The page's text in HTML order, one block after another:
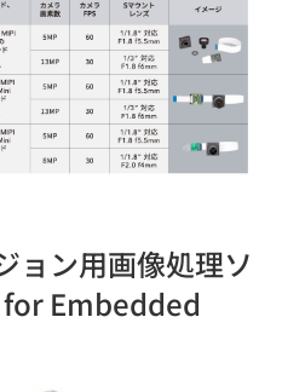
ョン用画像処理ソ
for Embedded